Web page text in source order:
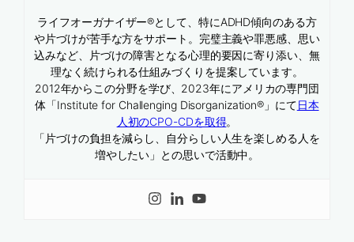
ライフオーガナイザー®として、特にADHD傾向のある方
や片づけが苦手な方をサポート。完璧主義や罪悪感、思い
込みなど、片づけの障害となる心理的要因に寄り添い、無
理なく続けられる仕組みづくりを提案しています。
2012年からこの分野を学び、2023年にアメリカの専門団
体「Institute for Challenging Disorganization®」にて日本
人初のCPO-CDを取得。
「片づけの負担を減らし、自分らしい人生を楽しめる人を
増やしたい」との思いで活動中。